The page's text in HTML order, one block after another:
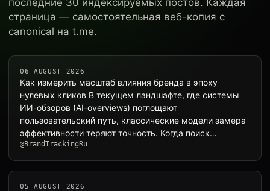
последние 30 индексируемых постов. Каждая
страница — самостоятельная веб-копия с
canonical на t.me.
06 AUGUST 2026
Как измерить масштаб влияния бренда в эпоху
нулевых кликов В текущем ландшафте, где системы
ИИ-обзоров (AI-overviews) поглощают
пользовательский путь, классические модели замера
эффективности теряют точность. Когда поиск…
@BrandTrackingRu
05 AUGUST 2026